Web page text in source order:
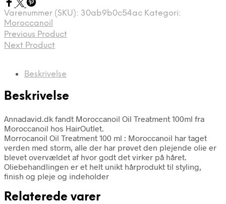
Varenummer (SKU): 30ab9b0c54ac Kategori:
Moroccanoil
Previous Product
Next Product
Beskrivelse
Beskrivelse
Annadavid.dk fandt Moroccanoil Oil Treatment 100ml fra
Moroccanoil hos HairOutlet.
Morrocanoil Oil Treatment 100 ml : Moroccanoil har taget
verden med storm, alle der har prøvet den plejende olie er
blevet overvældet af hvor godt det virker på håret.
Oliebehandlingen er et helt unikt hårprodukt til styling,
finish og pleje og indeholder
Relaterede varer